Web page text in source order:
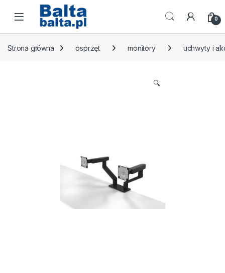
Skip to navigation
Skip to content
Open 0
Strona główna osprzęt monitory uchwyty i
🔍